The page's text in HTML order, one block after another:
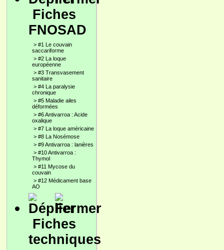
Fiches
FNOSAD
> #1 Le couvain
saccariforme
> #2 La loque
européenne
> #3 Transvasement
sanitaire
> #4 La paralysie
chronique
> #5 Maladie ailes
déformées
> #6 Antivarroa : Acide
oxalique
> #7 La loque américaine
> #8 La Nosémose
> #9 Antivarroa : lanières
> #10 Antivarroa :
Thymol
> #11 Mycose du
couvain
> #12 Médicament base
AO
Fiches
techniques